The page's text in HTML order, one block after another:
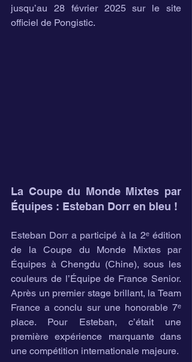
jusqu’au 28 février 2025 sur le site
officiel de Pongistic.
La Coupe du Monde Mixtes par
Équipes : Esteban Dorr en bleu !
Esteban Dorr a participé à la 2ᵉ édition
de la Coupe du Monde Mixtes par
Équipes à Chengdu (Chine), sous les
couleurs de l’Équipe de France Senior.
Après un premier stage brillant, la Team
France a conclu sur une honorable 7ᵉ
place. Pour Esteban, c’était une
première expérience marquante dans
une compétition internationale majeure.